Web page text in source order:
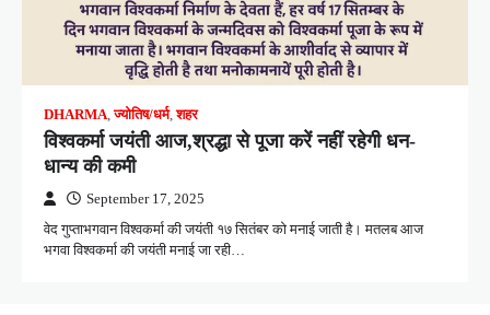
DHARMA,ज्योतिष/धर्म,शहर
विश्वकर्मा जयंती आज,श्रद्धा से पूजा करें नहीं रहेगी धन-
धान्य की कमी
September 17, 2025
वेद गुप्ताभगवान विश्वकर्मा की जयंती १७ सितंबर को मनाई जाती है। मतलब आज
भगवा विश्वकर्मा की जयंती मनाई जा रही…